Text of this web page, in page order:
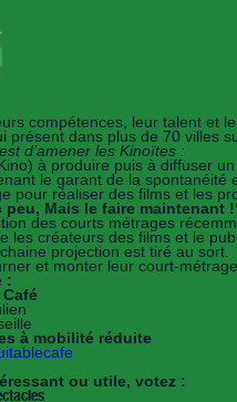
compétences, leur talent et
présent dans plus de 70 villes
d’amener les Kinoïtes :
à produire puis à diffuser
le garant de la spontanéité
pour réaliser des films et les
peu, Mais le faire maintenant
des courts métrages
les créateurs des films et le
projection est tiré au sort.
et monter leur court-
:
Café
à mobilité réduite
ou utile, votez :